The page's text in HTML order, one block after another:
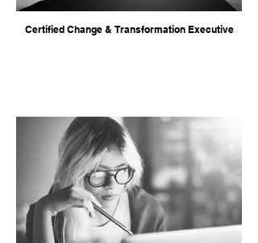
Certified Change & Transformation Executive